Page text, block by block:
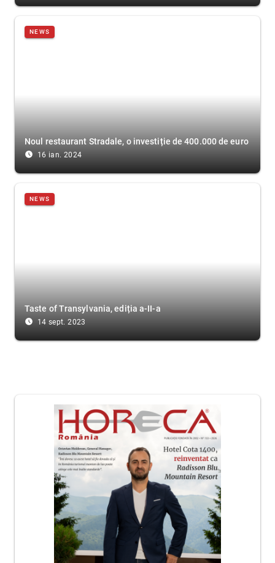
NEWS
Noul restaurant Stradale, o investiție de 400.000 de euro
access_time_filled 16 ian. 2024
NEWS
Taste of Transylvania, ediția a-II-a
access_time_filled 14 sept. 2023